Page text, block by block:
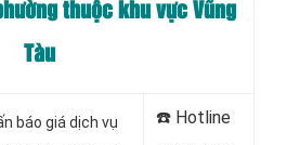
thuộc khu vực Vũng
Tàu
báo giá dịch vụ
☎️ Hotline